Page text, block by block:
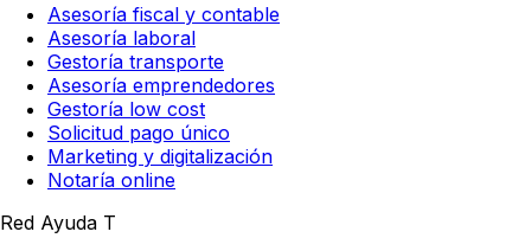
Asesoría fiscal y contable
Asesoría laboral
Gestoría transporte
Asesoría emprendedores
Gestoría low cost
Solicitud pago único
Marketing y digitalización
Notaría online
Red Ayuda T